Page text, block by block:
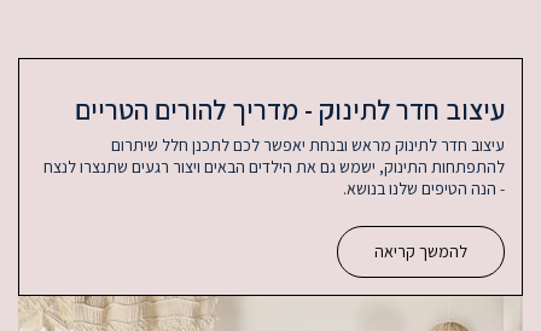
עיצוב חדר לתינוק - מדריך להורים הטריים
עיצוב חדר לתינוק מראש ובנחת יאפשר לכם לתכנן חלל שיתרום
להתפתחות התינוק, ישמש גם את הילדים הבאים ויצור רגעים שתנצרו לנצח
- הנה הטיפים שלנו בנושא.
להמשך קריאה